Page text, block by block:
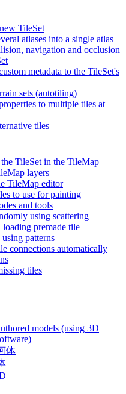
TileSet
atlases into a single atlas
navigation and occlusion
metadata to the TileSet's
sets (autotiling)
to multiple tiles at
tiles
TileSet in the TileMap
layers
TileMap editor
to use for painting
and tools
using scattering
loading premade tile
using patterns
connections automatically
tiles
models (using 3D
体